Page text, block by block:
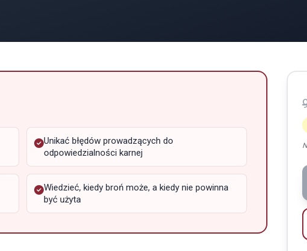
Unikać błędów prowadzących do
odpowiedzialności karnej
Wiedzieć, kiedy broń może, a kiedy nie powinna
być użyta